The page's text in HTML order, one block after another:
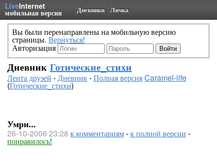
LiveInternet
мобильная версия Дневники Личка
Вы были перенаправлены на мобильную версию
страницы. Вернуться!
Авторизация
Дневник Готические_стихи
Лента друзей -Дневник-Полная версияCaramel-life
(Готические_стихи)
Умри...
26-10-2006 23:28 к комментариям-к полной версии -
понравилось!